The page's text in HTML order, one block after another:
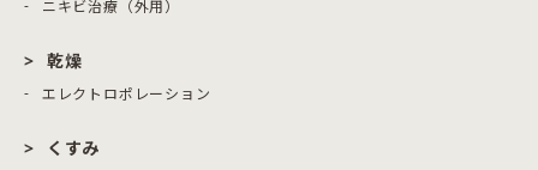
ニキビ治療（外用）
乾燥
エレクトロポレーション
くすみ